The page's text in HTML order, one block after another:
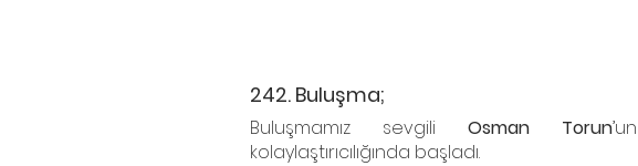
242. Buluşma;
Buluşmamız sevgili Osman Torun’un
kolaylaştırıcılığında başladı.